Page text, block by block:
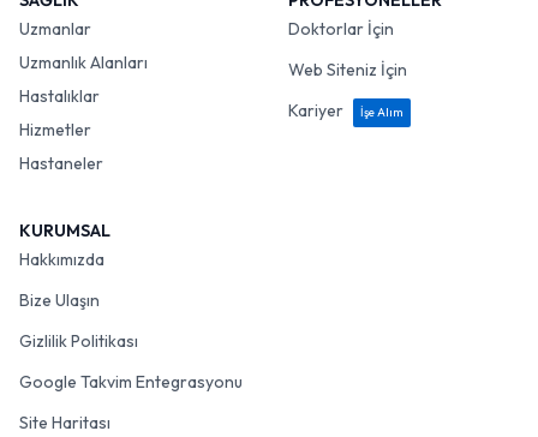
Uzmanlar
Uzmanlık Alanları
Hastalıklar
Hizmetler
Hastaneler
Doktorlar İçin
Web Siteniz İçin
Kariyer
İşe Alım
KURUMSAL
Hakkımızda
Bize Ulaşın
Gizlilik Politikası
Google Takvim Entegrasyonu
Site Haritası